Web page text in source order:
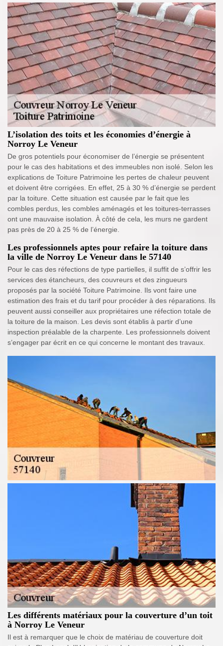
L’isolation des toits et les économies d’énergie à
Norroy Le Veneur
De gros potentiels pour économiser de l’énergie se présentent
pour le cas des habitations et des immeubles non isolé. Selon les
explications de Toiture Patrimoine les pertes de chaleur peuvent
et doivent être corrigées. En effet, 25 à 30 % d’énergie se perdent
par la toiture. Cette situation est causée par le fait que les
combles perdus, les combles aménagés et les toitures-terrasses
ont une mauvaise isolation. À côté de cela, les murs ne gardent
pas près de 20 à 25 % de l’énergie.
Les professionnels aptes pour refaire la toiture dans
la ville de Norroy Le Veneur dans le 57140
Pour le cas des réfections de type partielles, il suffit de s’offrir les
services des étancheurs, des couvreurs et des zingueurs
proposés par la société Toiture Patrimoine. Ils vont faire une
estimation des frais et du tarif pour procéder à des réparations. Ils
peuvent aussi conseiller aux propriétaires une réfection totale de
la toiture de la maison. Les devis sont établis à partir d’une
inspection préalable de la charpente. Les professionnels doivent
s’engager par écrit en ce qui concerne le montant des travaux.
Les différents matériaux pour la couverture d’un toit
à Norroy Le Veneur
Il est à remarquer que le choix de matériau de couverture doit